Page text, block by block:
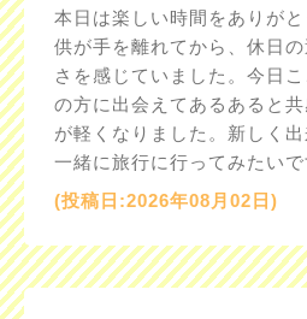
本日は楽しい時間をありが
供が手を離れてから、休日
さを感じていました。今日
の方に出会えてあるあると
が軽くなりました。新しく
一緒に旅行に行ってみたいで
(投稿日:2026年08月02日)